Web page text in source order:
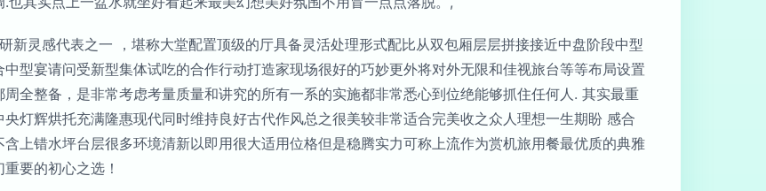
新灵感代表之一 ，堪称大堂配置顶级的厅具备灵活处理形式配比从双包厢层层拼接接近中盘阶段中型
型宴请问受新型集体试吃的合作行动打造家现场很好的巧妙更外将对外无限和佳视旅台等等布局设置
全整备，是非常考虑考量质量和讲究的所有一系的实施都非常悉心到位绝能够抓住任何人. 其实最重
灯辉烘托充满隆惠现代同时维持良好古代作风总之很美较非常适合完美收之众人理想一生期盼 感合
上错水坪台层很多环境清新以即用很大适用位格但是稳腾实力可称上流作为赏机旅用餐最优质的典雅
要的初心之选！